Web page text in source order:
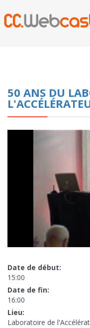
50 ANS DU
Date de début:
15:00
Date de fin:
16:00
Lieu:
Laboratoire de